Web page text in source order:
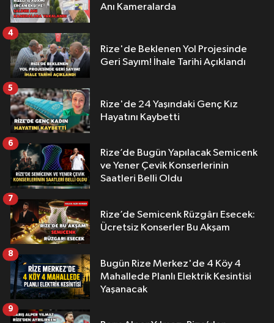
Anı Kameralarda
Rize'de Beklenen Yol Projesinde
Geri Sayım! İhale Tarihi Açıklandı
4
Rize'de 24 Yaşındaki Genç Kız
Hayatını Kaybetti
5
Rize’de Bugün Yapılacak Semicenk
ve Yener Çevik Konserlerinin
Saatleri Belli Oldu
6
Rize’de Semicenk Rüzgârı Esecek:
Ücretsiz Konserler Bu Akşam
7
Bugün Rize Merkez'de 4 Köy 4
Mahallede Planlı Elektrik Kesintisi
Yaşanacak
8
9